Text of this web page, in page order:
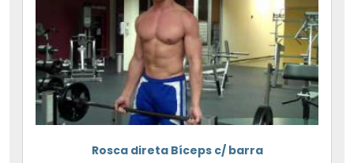
Rosca direta Bíceps c/ barra